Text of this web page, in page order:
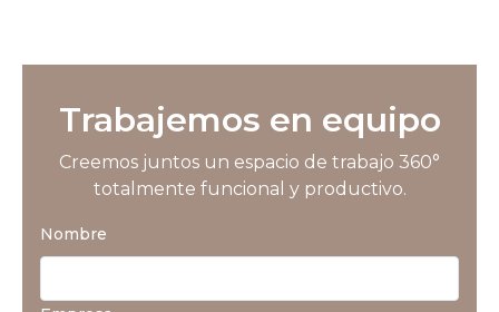
Trabajemos en equipo
Creemos juntos un espacio de trabajo 360°
totalmente funcional y productivo.
Nombre